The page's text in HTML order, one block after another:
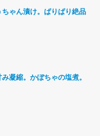
ゃん漬け。ぱりぱり絶品。
凝縮。かぼちゃの塩煮。